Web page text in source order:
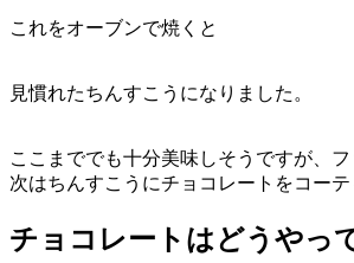
これをオーブンで焼くと
見慣れたちんすこうになりました。
ここまででも十分美味しそうですが、
次はちんすこうにチョコレートをコーテ
チョコレートはどうやっ